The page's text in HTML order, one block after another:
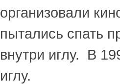
организовали
пытались спать
внутри иглу. В
иглу.